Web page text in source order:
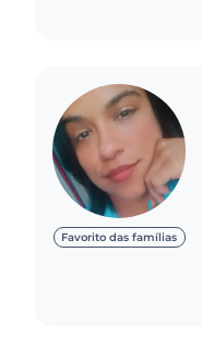
Favorito das famílias